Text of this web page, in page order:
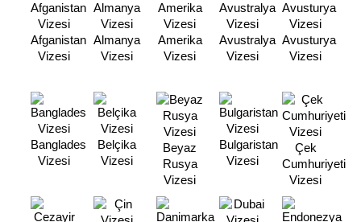
Afganistan
Vizesi
Almanya
Vizesi
Amerika
Vizesi
Avustralya
Vizesi
Avusturya
Vizesi
Banglades
Vizesi
Belçika
Vizesi
Beyaz
Rusya
Vizesi
Bulgaristan
Vizesi
Çek
Cumhuriyeti
Vizesi